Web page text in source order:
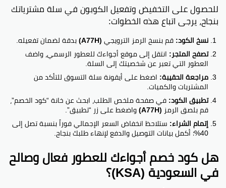
للحصول على التخفيض وتفعيل الكوبون في سلة مشترياتك
بنجاح، يرجى اتباع هذه الخطوات:
نسخ الكود:قم بنسخ الرمز الترويجي(A77H)
بدقة لضمان تفعيله.
تصفح المتجر: انتقل إلى موقع أجواءك للعطور الرسمي، واضف
العطور التي تعبر عن شخصيتك إلى السلة.
مراجعة الحقيبة: اضغط على أيقونة سلة التسوق للتأكد من
المشتريات والكميات.
تطبيق الكود:في صفحة ملخص الطلب، ابحث عن خانة “كود الخصم”،
قم بلصق الرمز (A77H)
واضغط على زر “تطبيق”.
إتمام الشراء: ستلاحظ انخفاض السعر الإجمالي فوراً بنسبة تصل إلى
40%؛ أكمل بيانات التوصيل والدفع لإنهاء طلبك بنجاح.
هل كود خصم أجواءك للعطور فعال وصالح
في السعودية (KSA)؟